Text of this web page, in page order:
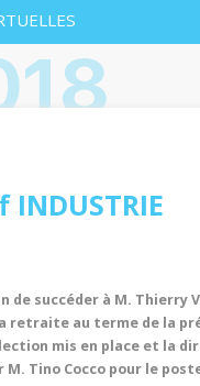
de succéder à M. Thierry
retraite au terme de la
mis en place et la
M. Tino Cocco pour le